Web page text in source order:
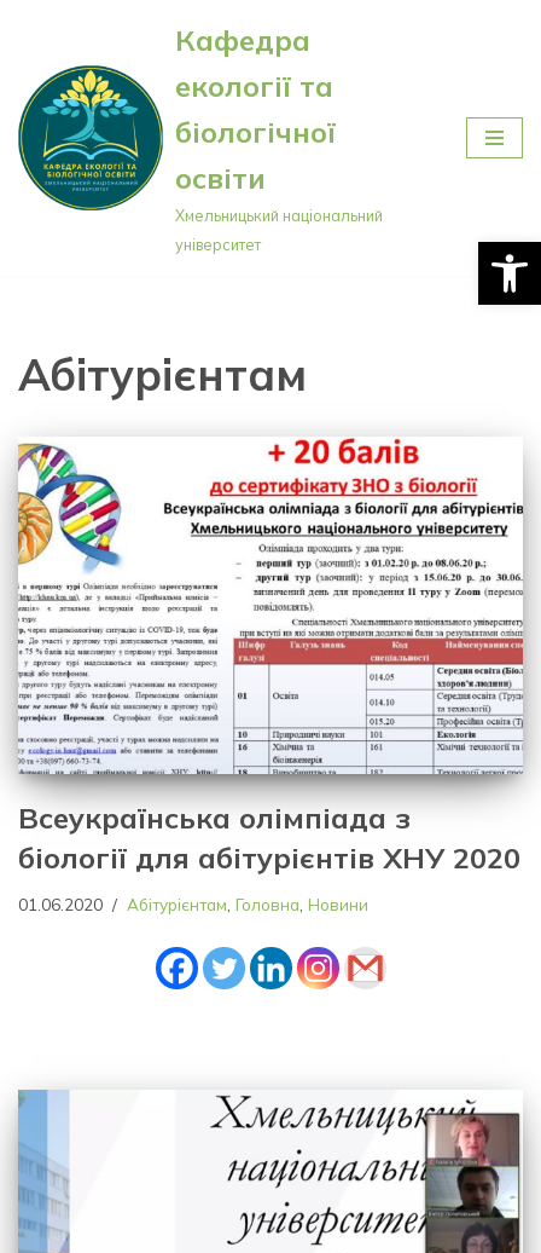
Перейти
до
вмісту
Кафедра
екології та
біологічної
освіти
Хмельницький національний
університет
Абітурієнтам
Всеукраїнська олімпіада з
біології для абітурієнтів ХНУ 2020
01.06.2020 Абітурієнтам Головна Новини